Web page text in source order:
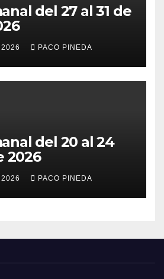
del 27 al 31 de
PACO PINEDA
del 20 al 24
2026
PACO PINEDA